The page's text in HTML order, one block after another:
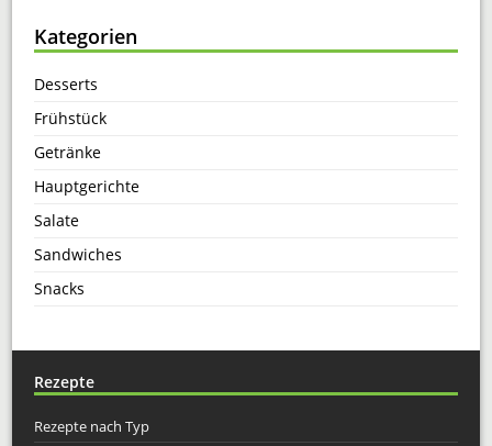
Kategorien
Desserts
Frühstück
Getränke
Hauptgerichte
Salate
Sandwiches
Snacks
Rezepte
Rezepte nach Typ